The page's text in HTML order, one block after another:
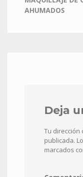
AHUMADOS
Deja
Tu dirección
publicada.
marcados